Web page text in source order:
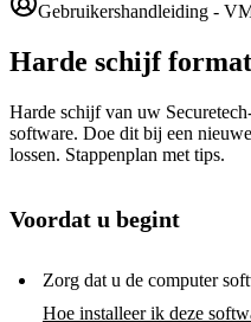
Gebruikershandleiding -
Harde schijf
Harde schijf van uw
software. Doe dit bij een
lossen. Stappenplan met tips.
Voordat u begint
Zorg dat u de computer
Hoe installeer ik deze